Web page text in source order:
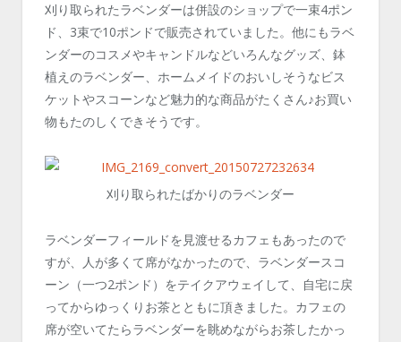
刈り取られたラベンダーは併設のショップで一束4ポン
ド、3束で10ポンドで販売されていました。他にもラベ
ンダーのコスメやキャンドルなどいろんなグッズ、鉢
植えのラベンダー、ホームメイドのおいしそうなビス
ケットやスコーンなど魅力的な商品がたくさん♪お買い
物もたのしくできそうです。
刈り取られたばかりのラベンダー
ラベンダーフィールドを見渡せるカフェもあったので
すが、人が多くて席がなかったので、ラベンダースコ
ーン（一つ2ポンド）をテイクアウェイして、自宅に戻
ってからゆっくりお茶とともに頂きました。カフェの
席が空いてたらラベンダーを眺めながらお茶したかっ